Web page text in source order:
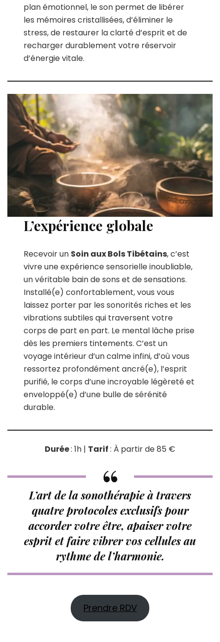
plan émotionnel, le son permet de libérer
les mémoires cristallisées, d’éliminer le
stress, de restaurer la clarté d’esprit et de
recharger durablement votre réservoir
d’énergie vitale.
L’expérience globale
Recevoir un Soin aux Bols Tibétains, c’est
vivre une expérience sensorielle inoubliable,
un véritable bain de sons et de sensations.
Installé(e) confortablement, vous vous
laissez porter par les sonorités riches et les
vibrations subtiles qui traversent votre
corps de part en part. Le mental lâche prise
dès les premiers tintements. C’est un
voyage intérieur d’un calme infini, d’où vous
ressortez profondément ancré(e), l’esprit
purifié, le corps d’une incroyable légèreté et
enveloppé(e) d’une bulle de sérénité
durable.
Durée: 1h | Tarif: À partir de 85 €
L’art de la sonothérapie à travers
quatre protocoles exclusifs pour
accorder votre être, apaiser votre
esprit et faire vibrer vos cellules au
rythme de l’harmonie.
Prendre RDV